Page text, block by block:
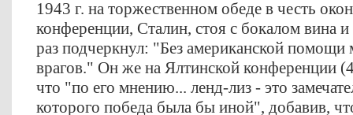
1943 г. на торжественном обеде в честь
конференции, Сталин, стоя с бокалом вина
раз подчеркнул: "Без американской помощи
врагов." Он же на Ялтинской конференции
что "по его мнению... ленд-лиз - это
которого победа была бы иной", добавив,